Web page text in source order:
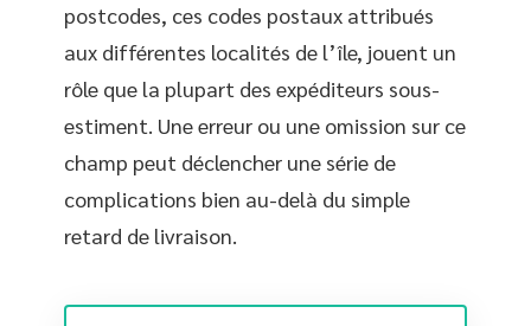
postcodes, ces codes postaux attribués
aux différentes localités de l’île, jouent un
rôle que la plupart des expéditeurs sous-
estiment. Une erreur ou une omission sur ce
champ peut déclencher une série de
complications bien au-delà du simple
retard de livraison.